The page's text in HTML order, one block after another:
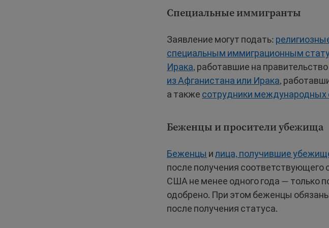
Специальные иммигранты
Заявление могут подать:
специальным иммиграционным
Ирака, работавшие на
из Афганистана или Ирака,
а также сотрудники международных
Беженцы и просители убежища
Беженцы илица, получившие
после получения соответствующего
США не менее одного года — только
одобрено. При этом беженцы
после получения статуса.